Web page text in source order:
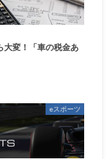
大変！「車の税金あ
eスポーツ